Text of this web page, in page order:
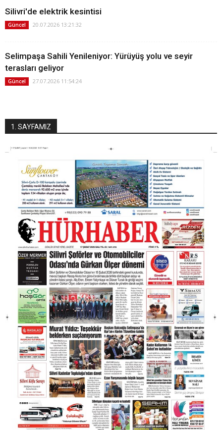
Silivri'de elektrik kesintisi
Güncel 20.07.2026 13:21:32
Selimpaşa Sahili Yenileniyor: Yürüyüş yolu ve seyir
terasları geliyor
Güncel 27.07.2026 11:54:24
1. SAYFAMIZ